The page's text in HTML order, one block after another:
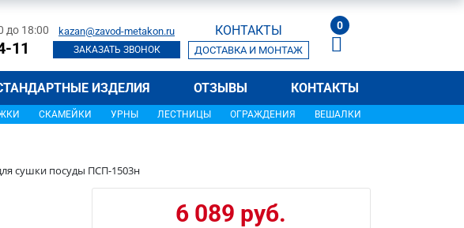
до 18:00
11
kazan@zavod-metakon.ru
ЗАКАЗАТЬ ЗВОНОК
КОНТАКТЫ
ДОСТАВКА И МОНТАЖ
0
ИЗДЕЛИЯ ОТЗЫВЫ КОНТАКТЫ
СКАМЕЙКИ УРНЫ ЛЕСТНИЦЫ ОГРАЖДЕНИЯ ВЕШАЛКИ
сушки посуды ПСП-1503н
6 089 руб.